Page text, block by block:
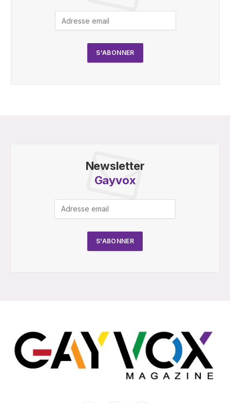
Newsletter
Gayvox